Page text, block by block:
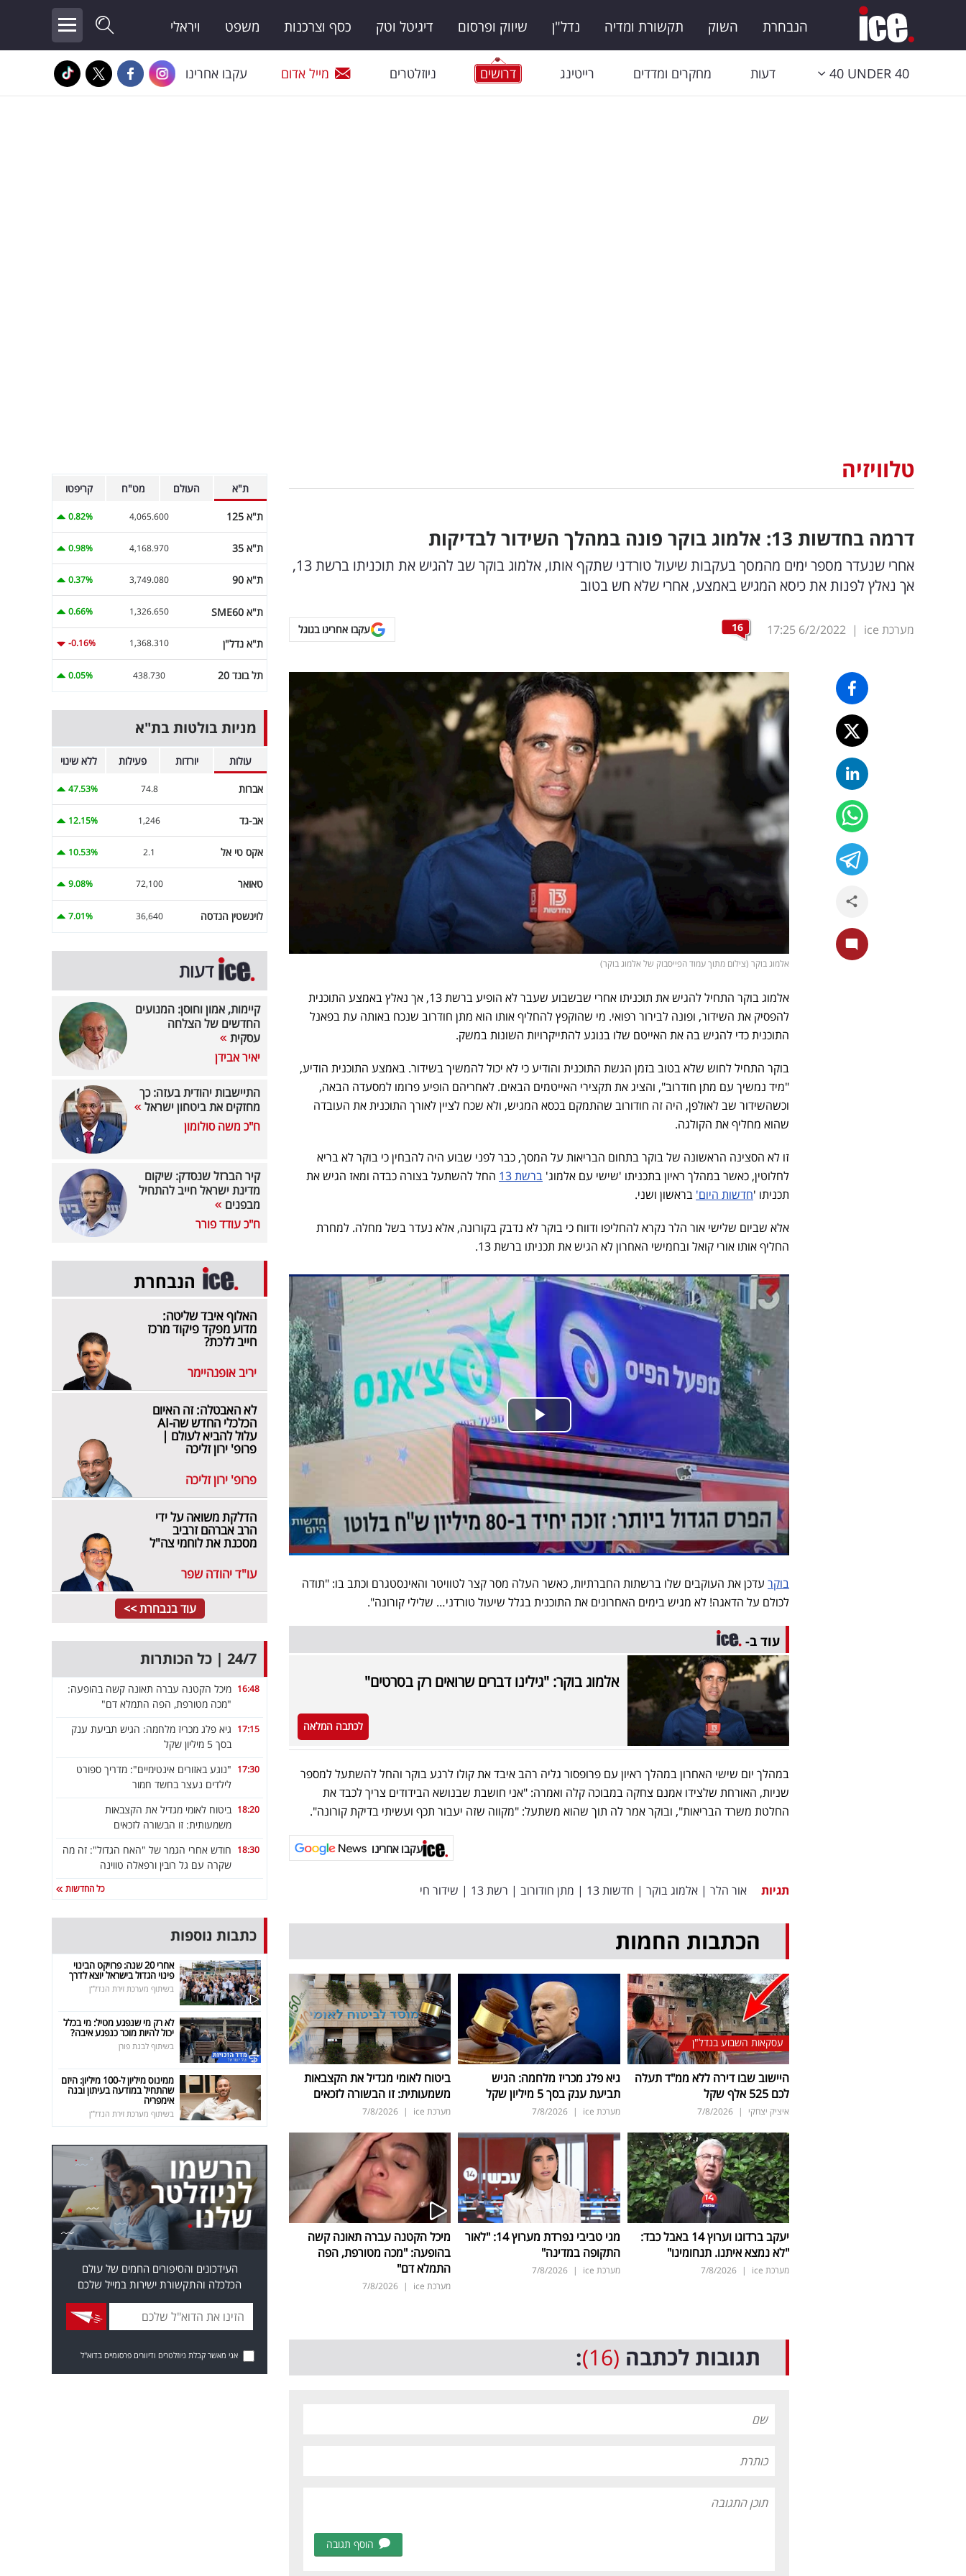
הנבחרת השוק תקשורת ומדיה נדל"ן שיווק ופרסום דיגיטל וטק כסף וצרכנות משפט ויראלי
40 UNDER 40 דעות מחקרים ומדדים רייטינג דרושים ניוזלטרים מייל אדום עקבו אחרינו
טלוויזיה
דרמה בחדשות 13: אלמוג בוקר פונה במהלך השידור לבדיקות
אחרי שנעדר מספר ימים מהמסך בעקבות שיעול טורדני שתקף אותו, אלמוג בוקר שב להגיש את תוכניתו ברשת 13,
אך נאלץ לפנות את כיסא המגיש באמצע, אחרי שלא חש בטוב
מערכת ice |
6/2/2022
17:25
16 עקבו אחרינו בגוגל
אלמוג בוקר (צילום מתוך עמוד הפייסבוק של אלמוג בוקר)
אלמוג בוקר התחיל להגיש את תוכניתו אחרי שבשבוע שעבר לא הופיע ברשת 13, אך נאלץ באמצע התוכנית
להפסיק את השידור, ופונה לבירור רפואי. מי שהוקפץ להחליף אותו הוא מתן חודרוב שנכח באותה עת בפאנל
התוכנית כדי להגיש בה את האייטם שלו בנוגע להתייקרויות השונות במשק.
בוקר התחיל לחוש שלא בטוב בזמן הגשת התוכנית והודיע כי לא יכול להמשיך בשידור. באמצע התוכנית הודיע,
"מיד נמשיך עם מתן חודרוב", והציג את תקצירי האייטמים הבאים. לאחריהם הופיע פרומו למסעדה הבאה,
וכשהשידור שב לאולפן, היה זה חודורוב שהתמקם בכסא המגיש, ולא שכח לציין לאורך התוכנית את העובדה
שהוא מחליף את הקולגה.
זו לא הסצינה הראשונה של בוקר בתחום הבריאות על המסך, כבר לפני שבוע היה להבחין כי בוקר לא בריא
לחלוטין, כאשר במהלך ראיון בתכניתו 'שישי עם אלמוג' ברשת 13
החל להשתעל בצורה כבדה ומאז הגיש את
תכניתו 'חדשות היום' בראשון ושני.
אלא שביום שלישי אור הלר נקרא להחליפו ודווח כי בוקר לא נדבק בקורונה, אלא נעדר בשל מחלה. למחרת
החליף אותו אורי קואל ובחמישי האחרון לא הגיש את תכניתו ברשת 13.
בוקר עדכן את העוקבים שלו ברשתות החברתיות, כאשר העלה מסר קצר לטוויטר והאינסטגרם וכתב בו: "תודה
לכולם על הדאגה! לא מגיש בימים האחרונים את התוכנית בגלל שיעול טורדני… שלילי קורונה".
עוד ב-
אלמוג בוקר: "גילינו דברים שרואים רק בסרטים"
לכתבה המלאה
במהלך יום שישי האחרון במהלך ראיון עם פרופסור גליה רהב איבד את קולו לרגע בוקר והחל להשתעל למספר
שניות, האורחת שלצידו אמנם צחקה במבוכה קלה ואמרה: "אני חושבת שבנושא הבידודים צריך לכבד את
החלטת משרד הבריאות", ובוקר אמר לה תוך שהוא משתעל: "מקווה שזה יעבור תכף ועשיתי בדיקת קורונה".
עקבו אחרינו
תגיות אור הלר | אלמוג בוקר | חדשות 13 | מתן חודורוב | רשת 13 | שידור חי
הכתבות החמות
עסקאות השבוע בנדל"ן
היישוב שבו דירה ללא ממ"ד תעלה
לכם 525 אלף שקל
איציק יצחקי |
7/8/2026
גיא פלג מכריז מלחמה: הגיש
תביעת ענק בסך 5 מיליון שקל
מערכת ice |
7/8/2026
ביטוח לאומי מגדיל את הקצבאות
משמעותית: זו הבשורה לזכאים
מערכת ice |
7/8/2026
יעקב ברדוגו וערוץ 14 באבל כבד:
"לא נמצא איתנו. תנחומינו"
מערכת ice |
7/8/2026
מגי טביבי נפרדת מערוץ 14: "לאור
התקופה במדינה"
מערכת ice |
7/8/2026
מיכל הקטנה עברה תאונה קשה
בהופעה: "מכה מטורפת, הפה
התמלא דם"
מערכת ice |
7/8/2026
תגובות לכתבה (16)
:
הוסף תגובה
ת"א העולם מט"ח קריפטו
ת"א 125 4,065.600
0.82%
ת"א 35 4,168.970
0.98%
ת"א 90 3,749.080
0.37%
ת"א SME60 1,326.650
0.66%
ת"א נדל"ן 1,368.310
-0.16%
תל בונד 20 438.730
0.05%
מניות בולטות בת"א
עולות יורדות פעילות ללא שינוי
אברות 74.8
47.53%
אב-גד 1,246
12.15%
אקס טי אל 2.1
10.53%
טאואר 72,100
9.08%
לוינשטין הנדסה 36,640
7.01%
דעות
קיימות, אמון וחוסן: המנועים
החדשים של הצלחה
עסקית
יאיר אבידן
התיישבות יהודית בעזה: כך
מחזקים את ביטחון ישראל
ח"כ משה סולומון
קיר הברזל שנסדק: שיקום
מדינת ישראל חייב להתחיל
מבפנים
ח"כ עודד פורר
הנבחרת
האלוף איבד שליטה:
מדוע מפקד פיקוד מרכז
חייב ללכת?
יריב אופנהיימר
לא האבטלה: זה האיום
הכלכלי החדש שה-AI
עלול להביא לעולם |
פרופ' ירון זליכה
פרופ' ירון זליכה
הדלקת משואה על ידי
הרב אברהם זרביב
מסכנת את לוחמי צה"ל
עו"ד יהודה שפר
עוד בנבחרת >>
24/7 | כל הכותרות
16:48 מיכל הקטנה עברה תאונה קשה בהופעה:
"מכה מטורפת, הפה התמלא דם"
17:15 גיא פלג מכריז מלחמה: הגיש תביעת ענק
בסך 5 מיליון שקל
17:30 "נוגע באזורים אינטימיים": מדריך ספורט
לילדים נעצר בחשד חמור
18:20 ביטוח לאומי מגדיל את הקצבאות
משמעותית: זו הבשורה לזכאים
18:30 חודש אחרי הגמר של "האח הגדול": זה מה
שקרה עם גל רובין ורפאלה טווינה
כל החדשות
כתבות נוספות
אחרי 20 שנה: פרויקט הבינוי
פינוי הגדול בישראל יוצא לדרך
בשיתוף מערכת זירת הנדל"ן
לא רק מי שנפגע מטיל: מי בכלל
יכול להיות מוכר כנפגע איבה?
בשיתוף לבנת פורן
ממינוס מיליון ל-100 מיליון: היזם
שהתחיל במודעה בעיתון ובנה
אימפריה
בשיתוף מערכת זירת הנדל"ן
העידכונים והסיפורים החמים של עולם
הכלכלה והתקשורת ישירות במייל שלכם
אני מאשר קבלת ניוזלטרים ודיוורים פרסומיים בדוא"ל